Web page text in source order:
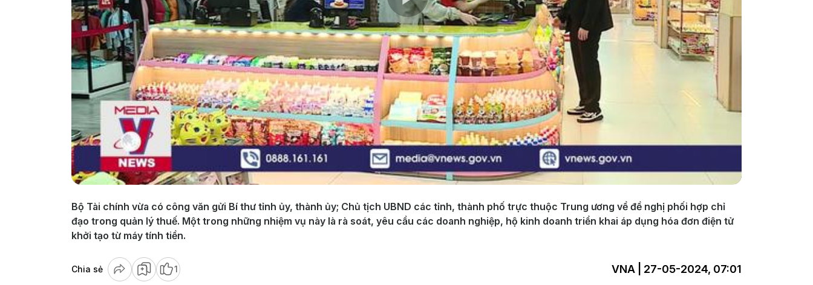
Play
Video
Bộ Tài chính vừa có công văn gửi Bí thư tỉnh ủy, thành ủy; Chủ tịch UBND các tỉnh, thành phố trực thuộc Trung ương về đề nghị phối hợp chỉ
đạo trong quản lý thuế. Một trong những nhiệm vụ này là rà soát, yêu cầu các doanh nghiệp, hộ kinh doanh triển khai áp dụng hóa đơn điện tử
khởi tạo từ máy tính tiền.
Chia sẻ 1 VNA | 27-05-2024, 07:01